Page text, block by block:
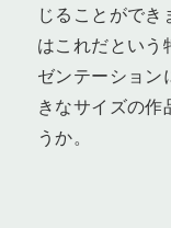
じることがで
はこれだという
ゼンテーション
きなサイズの作
うか。